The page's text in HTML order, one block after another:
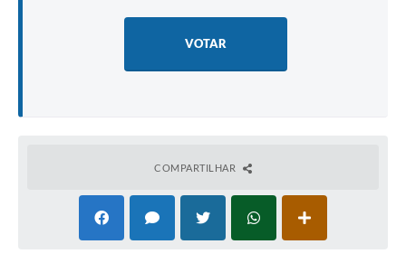
VOTAR
COMPARTILHAR